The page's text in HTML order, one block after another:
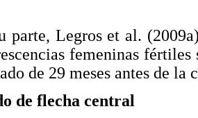
parte, Legros et al.
femeninas fértiles
de 29 meses antes de la
de flecha central